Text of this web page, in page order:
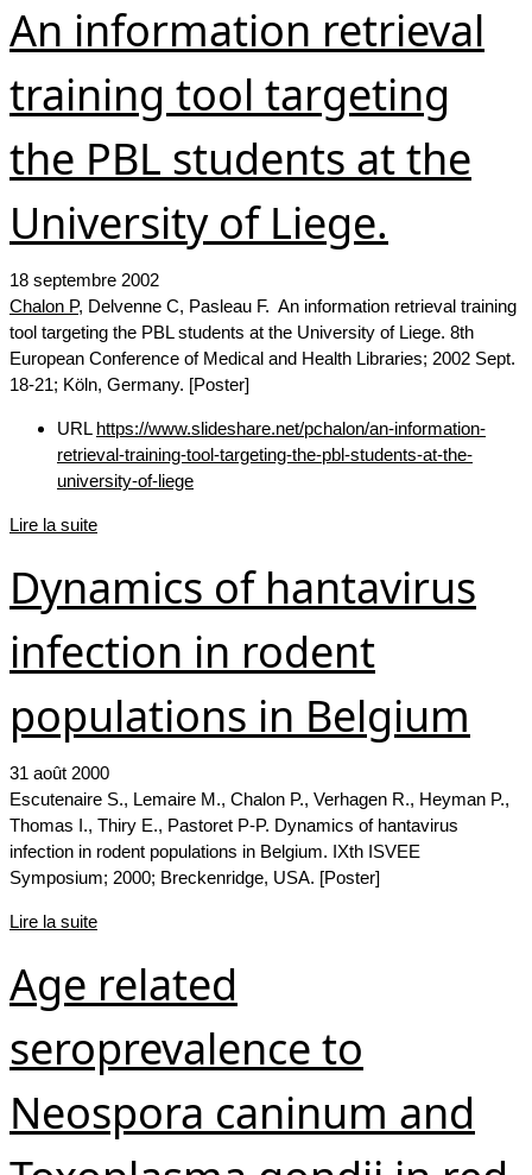
An information retrieval
training tool targeting
the PBL students at the
University of Liege.
18 septembre 2002
Chalon P, Delvenne C, Pasleau F. An information retrieval training
tool targeting the PBL students at the University of Liege. 8th
European Conference of Medical and Health Libraries; 2002 Sept.
18-21; Köln, Germany. [Poster]
URL https://www.slideshare.net/pchalon/an-information-
retrieval-training-tool-targeting-the-pbl-students-at-the-
university-of-liege
Lire la suite
Dynamics of hantavirus
infection in rodent
populations in Belgium
31 août 2000
Escutenaire S., Lemaire M., Chalon P., Verhagen R., Heyman P.,
Thomas I., Thiry E., Pastoret P-P. Dynamics of hantavirus
infection in rodent populations in Belgium. IXth ISVEE
Symposium; 2000; Breckenridge, USA. [Poster]
Lire la suite
Age related
seroprevalence to
Neospora caninum and